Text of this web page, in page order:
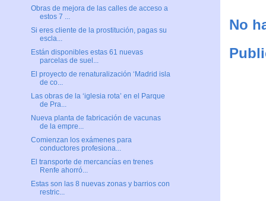
No
Obras de mejora de las calles de acceso a
estos 7 ...
Si eres cliente de la prostitución, pagas su
escla...
Están disponibles estas 61 nuevas
parcelas de suel...
El proyecto de renaturalización ‘Madrid isla
de co...
Las obras de la ‘iglesia rota’ en el Parque
de Pra...
Nueva planta de fabricación de vacunas
de la empre...
Comienzan los exámenes para
conductores profesiona...
El transporte de mercancías en trenes
Renfe ahorró...
Estas son las 8 nuevas zonas y barrios con
restric...